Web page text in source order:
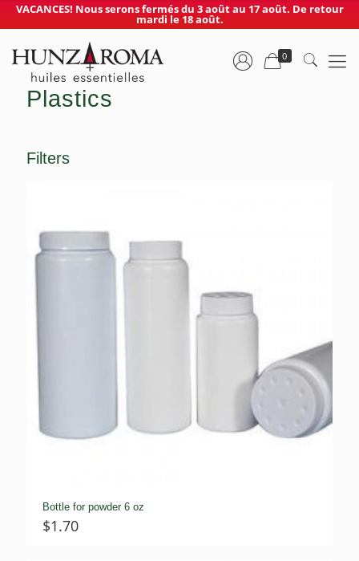
VACANCES! Nous serons fermés du 3 août au 17 août. De retour
mardi le 18 août.
0
Plastics
Filters
Bottle for powder 6 oz
$1.70